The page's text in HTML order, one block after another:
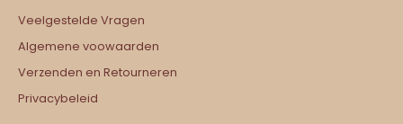
Veelgestelde Vragen
Algemene voowaarden
Verzenden en Retourneren
Privacybeleid